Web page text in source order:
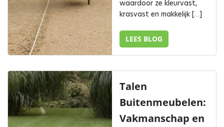
waardoor ze kleurvast,
krasvast en makkelijk […]
LEES BLOG
Talen
Buitenmeubelen:
Vakmanschap en